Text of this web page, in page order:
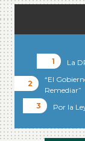
La
“El
Remediar”
Por la